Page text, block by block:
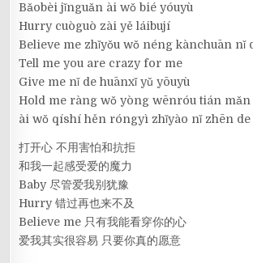
Bǎobèi jǐnguǎn ài wǒ bié yóuyù
Hurry cuòguò zài yě láibují
Believe me zhǐyǒu wǒ néng kànchuān nǐ
Tell me you are crazy for me
Give me nǐ de huānxǐ yǔ yōuyù
Hold me ràng wǒ yòng wēnróu tián
ài wǒ qíshí hěn róngyì zhǐyào nǐ zhēn
打开心 不用害怕和抗拒
和我一起感受爱的魔力
Baby 尽管爱我别犹豫
Hurry 错过再也来不及
Believe me 只有我能看穿你的心
爱我其实很容易 只要你真的愿意